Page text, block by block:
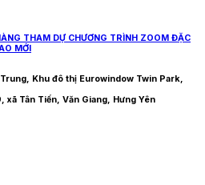
THAM DỰ CHƯƠNG TRÌNH ZOOM ĐẶC
MỚI
Khu đô thị Eurowindow Twin Park,
xã Tân Tiến, Văn Giang, Hưng Yên